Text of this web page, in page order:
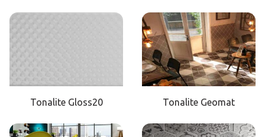
Tonalite Gloss20 Tonalite Geomat